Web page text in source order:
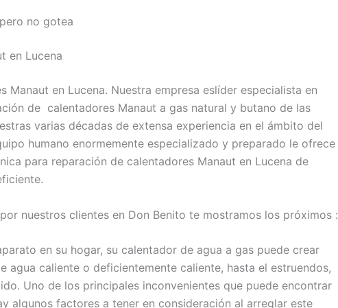
no gotea
en Lucena
Manaut en Lucena. Nuestra empresa eslíder especialista en
de calentadores Manaut a gas natural y butano de las
varias décadas de extensa experiencia en el ámbito del
humano enormemente especializado y preparado le ofrece
para reparación de calentadores Manaut en Lucena de
nuestros clientes en Don Benito te mostramos los próximos :
en su hogar, su calentador de agua a gas puede crear
agua caliente o deficientemente caliente, hasta el estruendos,
Uno de los principales inconvenientes que puede encontrar
algunos factores a tener en consideración al arreglar este